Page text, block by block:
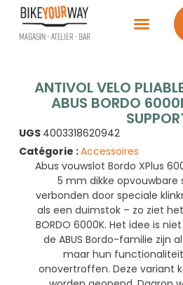
ANTIVOL VELO
ABUS BORDO
UGS 4003318620942
Catégorie :Accessoires
Abus vouwslot Bordo XPlus
5 mm dikke opvouwbare
verbonden door speciale
als een duimstok – zo ziet
BORDO 6000K. Het idee is
de ABUS Bordo-familie zijn
maar hun
onovertroffen. Deze variant